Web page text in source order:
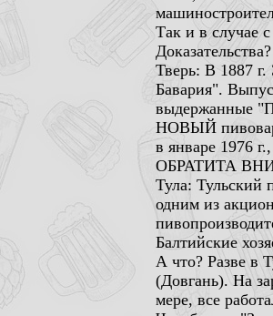
Так и в
Тверь: В 1887
Бавария".
выдержанные
НОВЫЙ
в январе 1976
ОБРАТИТА
Тула:
одним из
Балтийские
А что? Разве в
(Довгань). На
мере, все